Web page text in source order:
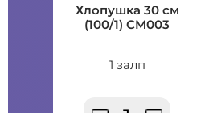
Хлопушка 30 см
(100/1) CM003
1 залп